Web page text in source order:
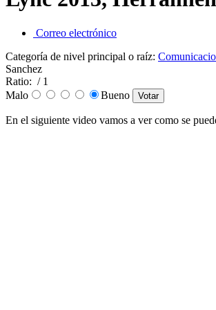
Correo electrónico
Categoría de nivel principal o raíz:
Sanchez
Ratio: / 1
Malo
Bueno
En el siguiente video vamos a ver como se